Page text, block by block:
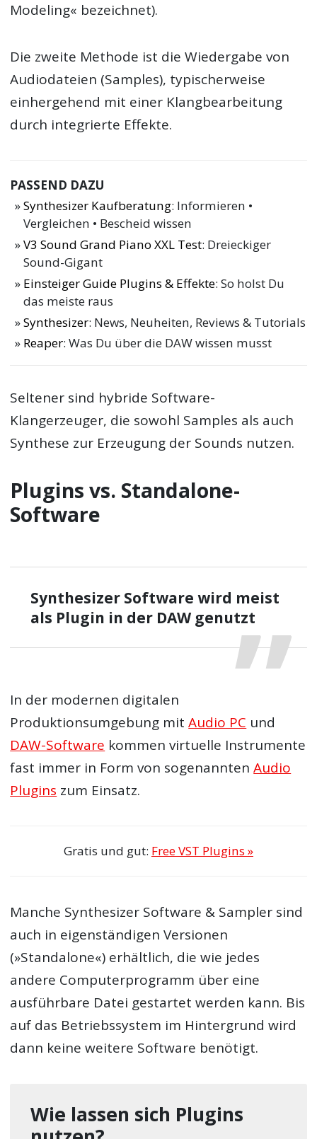
Modeling« bezeichnet).
Die zweite Methode ist die Wiedergabe von
Audiodateien (Samples), typischerweise
einhergehend mit einer Klangbearbeitung
durch integrierte Effekte.
PASSEND DAZU
Synthesizer Kaufberatung: Informieren •
Vergleichen • Bescheid wissen
V3 Sound Grand Piano XXL Test: Dreieckiger
Sound-Gigant
Einsteiger Guide Plugins & Effekte: So holst Du
das meiste raus
Synthesizer: News, Neuheiten, Reviews & Tutorials
Reaper: Was Du über die DAW wissen musst
Seltener sind hybride Software-
Klangerzeuger, die sowohl Samples als auch
Synthese zur Erzeugung der Sounds nutzen.
Plugins vs. Standalone-
Software
Synthesizer Software wird meist
als Plugin in der DAW genutzt
In der modernen digitalen
Produktionsumgebung mitAudio PC und
DAW-Software kommen virtuelle Instrumente
fast immer in Form von sogenanntenAudio
Plugins zum Einsatz.
Gratis und gut: Free VST Plugins »
Manche Synthesizer Software & Sampler sind
auch in eigenständigen Versionen
(»Standalone«) erhältlich, die wie jedes
andere Computerprogramm über eine
ausführbare Datei gestartet werden kann. Bis
auf das Betriebssystem im Hintergrund wird
dann keine weitere Software benötigt.
Wie lassen sich Plugins